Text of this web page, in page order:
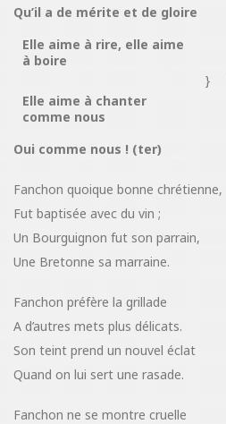
Qu’il a de mérite et de gloire
Elle aime à rire, elle aime
à boire
}
Elle aime à chanter
comme nous
Oui comme nous ! (ter)
Fanchon quoique bonne chrétienne,
Fut baptisée avec du vin ;
Un Bourguignon fut son parrain,
Une Bretonne sa marraine.
Fanchon préfère la grillade
A d’autres mets plus délicats.
Son teint prend un nouvel éclat
Quand on lui sert une rasade.
Fanchon ne se montre cruelle